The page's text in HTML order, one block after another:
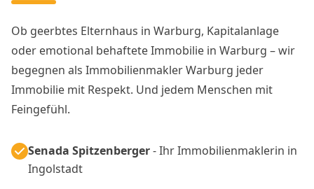
Ob geerbtes Elternhaus in Warburg, Kapitalanlage
oder emotional behaftete Immobilie in Warburg – wir
begegnen als Immobilienmakler Warburg jeder
Immobilie mit Respekt. Und jedem Menschen mit
Feingefühl.
Senada Spitzenberger- Ihr Immobilienmaklerin in
Ingolstadt